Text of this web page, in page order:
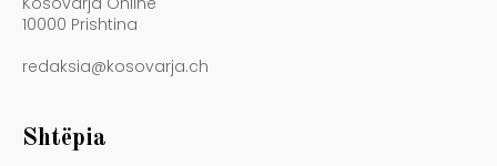
10000 Prishtina
redaksia@kosovarja.ch
Shtëpia